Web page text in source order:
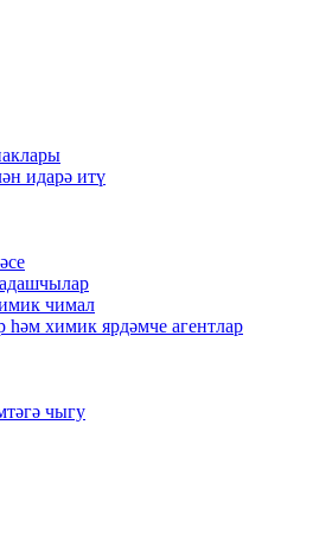
идарә итү
чимал
һәм химик ярдәмче агентлар
чыгу